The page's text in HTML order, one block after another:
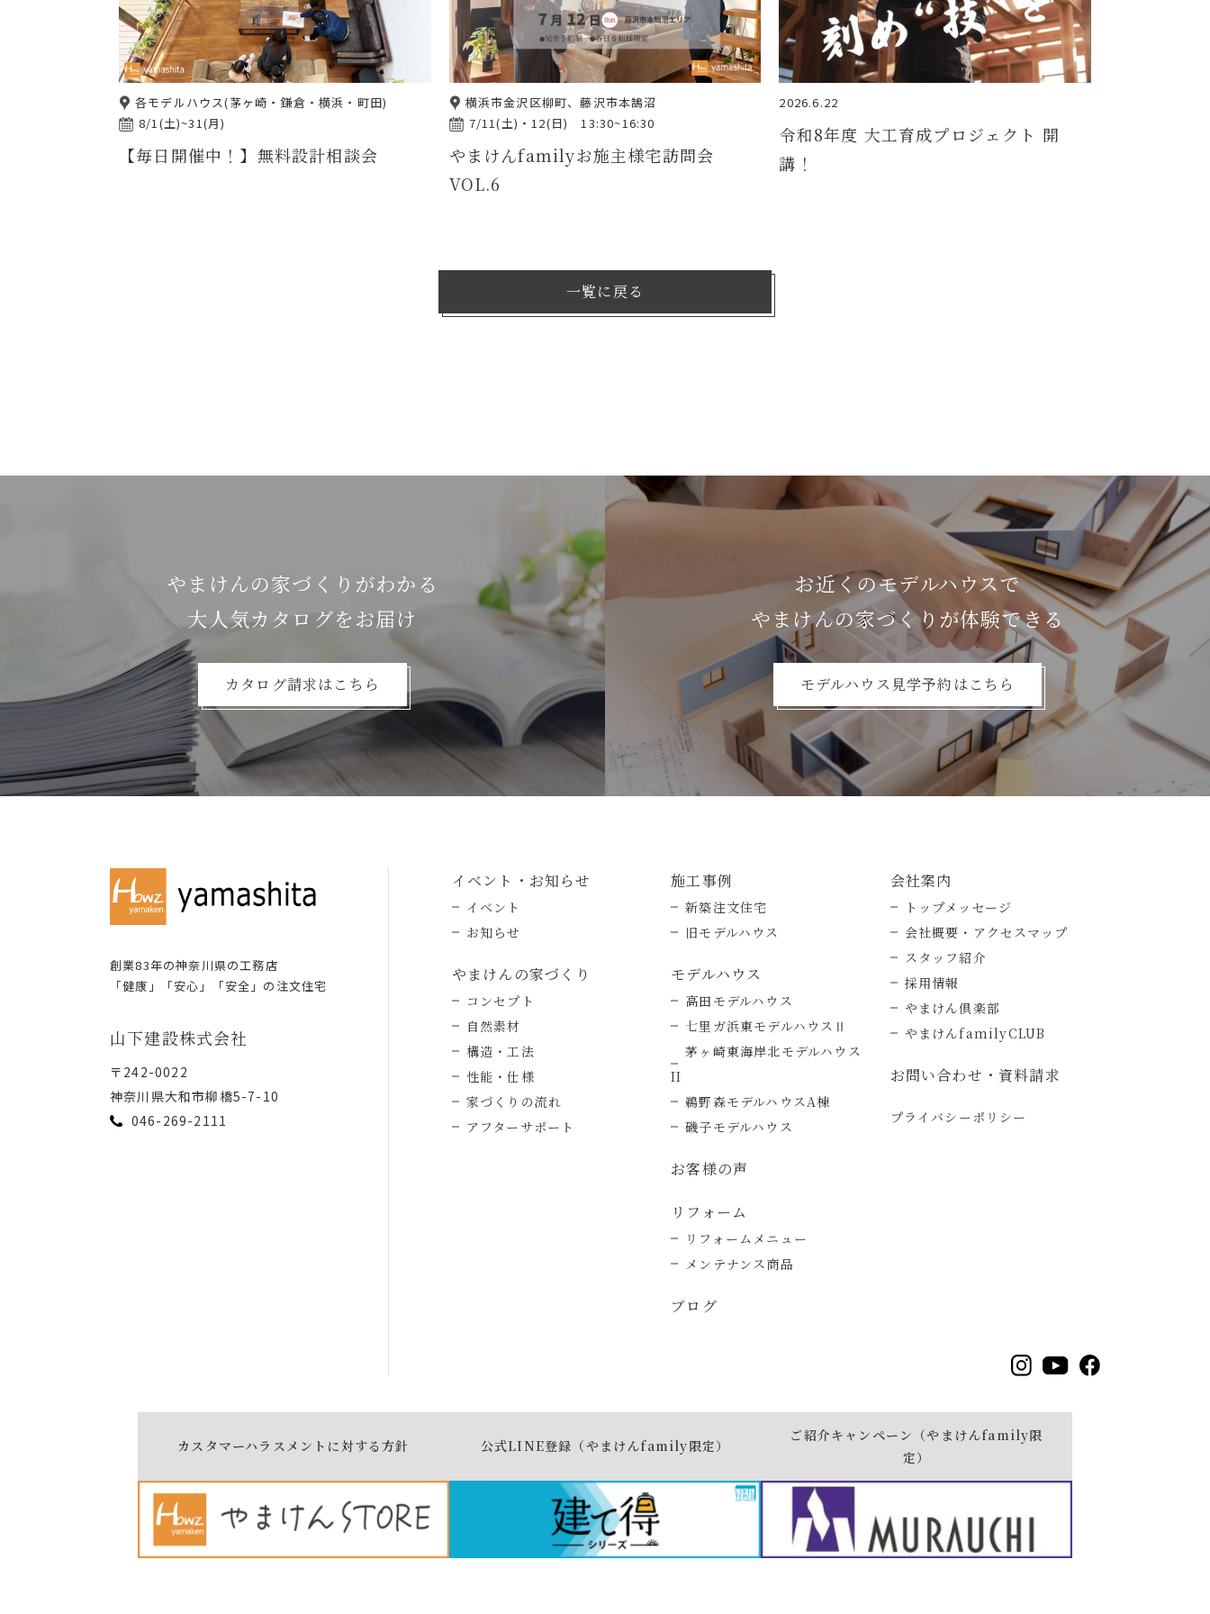
各モデルハウス(茅ヶ崎・鎌倉・横浜・町田)
8/1(土)~31(月)
【毎日開催中！】無料設計相談会
横浜市金沢区柳町、藤沢市本鵠沼
7/11(土)・12(日) 13:30~16:30
やまけんfamilyお施主様宅訪問会
VOL.6
2026.6.22
令和8年度 大工育成プロジェクト 開
講！
一覧に戻る
やまけんの家づくりがわかる
⼤⼈気カタログをお届け
カタログ請求はこちら
お近くのモデルハウスで
やまけんの家づくりが体験できる
モデルハウス見学予約はこちら
創業83年の神奈川県の⼯務店
「健康」「安⼼」「安全」の注⽂住宅
⼭下建設株式会社
〒242-0022
神奈川県⼤和市柳橋5-7-10
046-269-2111
イベント・お知らせ
イベント
お知らせ
やまけんの家づくり
コンセプト
自然素材
構造・工法
性能・仕様
家づくりの流れ
アフターサポート
施工事例
新築注文住宅
旧モデルハウス
モデルハウス
高田モデルハウス
七里ガ浜東モデルハウスⅡ
茅ヶ崎東海岸北モデルハウス
II
鵜野森モデルハウスA棟
磯子モデルハウス
お客様の声
リフォーム
リフォームメニュー
メンテナンス商品
ブログ
会社案内
トップメッセージ
会社概要・アクセスマップ
スタッフ紹介
採用情報
やまけん倶楽部
やまけんfamilyCLUB
お問い合わせ・資料請求
プライバシーポリシー
カスタマーハラスメントに対する方針 公式LINE登録（やまけんfamily限定）
ご紹介キャンペーン（やまけんfamily限
定）